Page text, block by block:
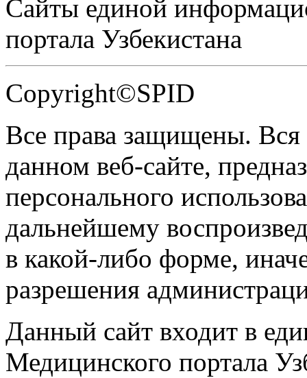
Сайты единой
портала Узбекистана
Copyright©SPID
Все права защищены.
данном веб-сайте,
персонального
дальнейшему
в какой-либо форме,
разрешения
Данный сайт входит в
Медицинского портала